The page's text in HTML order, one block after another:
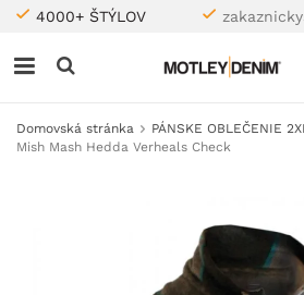
4000+ ŠTÝLOV
Domovská stránka PÁNSKE OBLEČENIE
Mish Mash Hedda Verheals Check